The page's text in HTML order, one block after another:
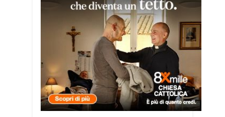
Giovani del Mediterraneo della CEI: «Il
campo è molto più di un’esperienza di
volontariato: è un’opportunità per
costruire relazioni attraverso il servizio,
linguaggio universale capace di unire
persone diverse».
Condividi:
Facebook X